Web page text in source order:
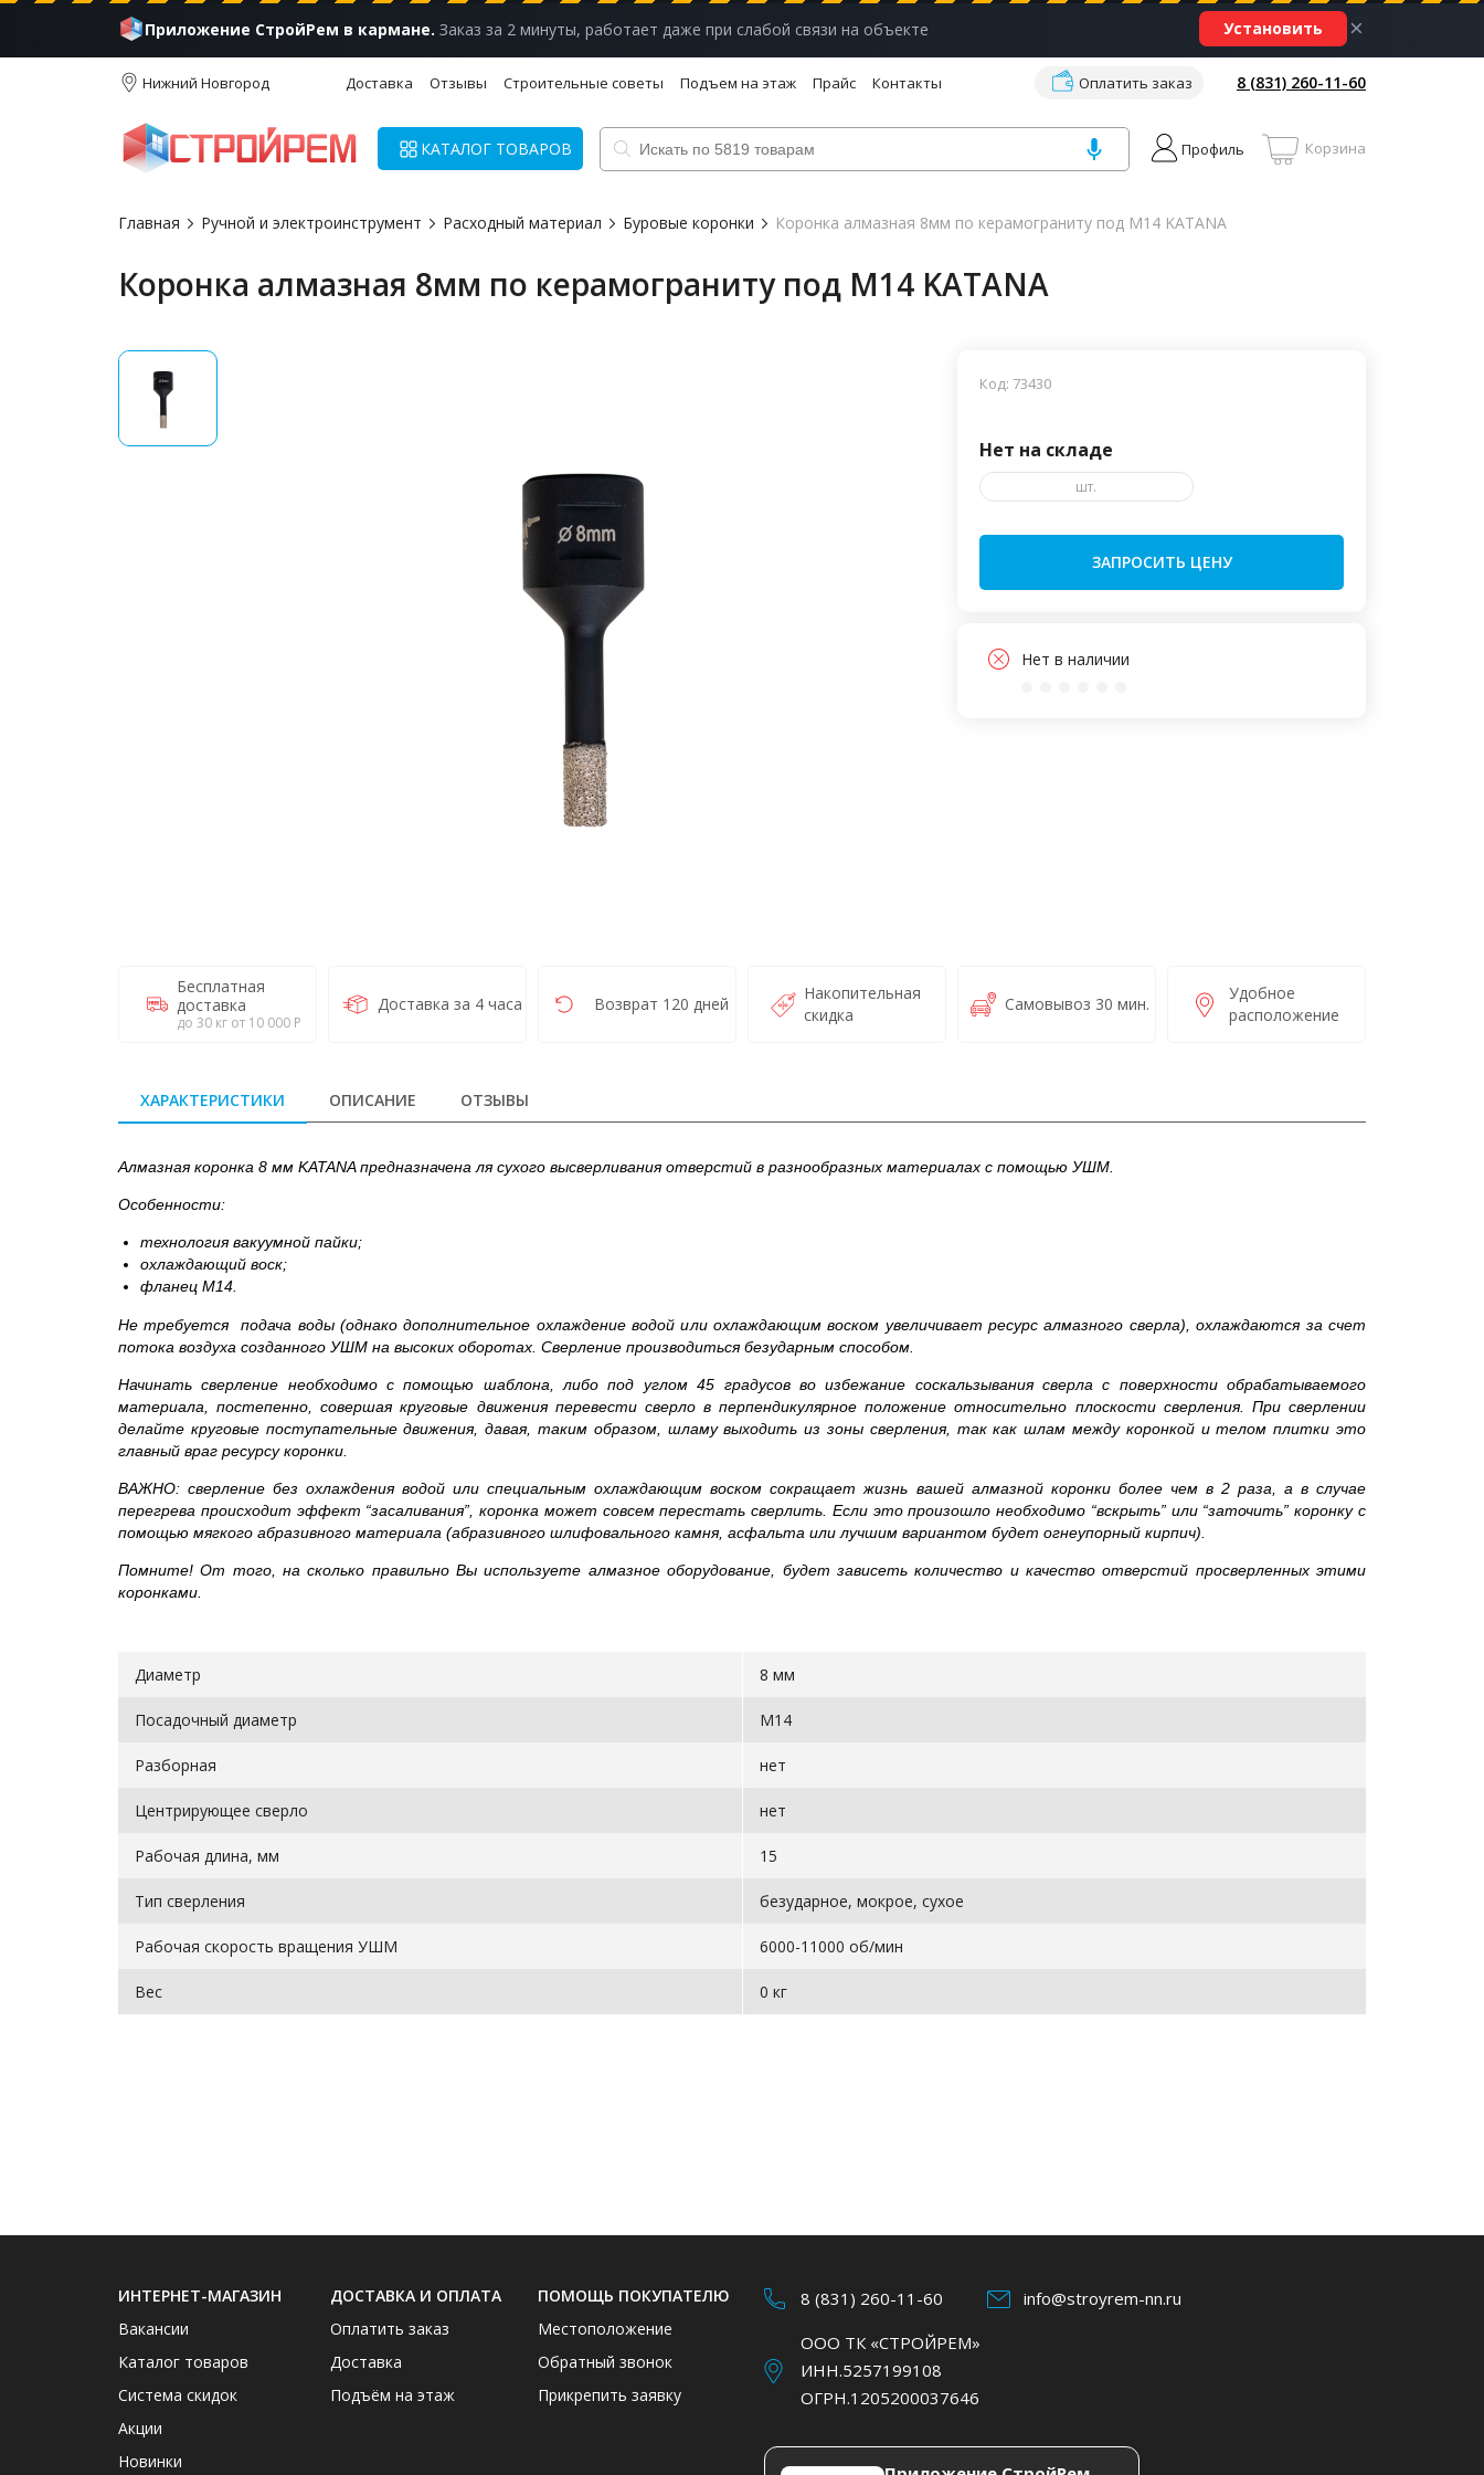
Приложение СтройРем в кармане. Заказ за 2 минуты, работает даже при слабой связи на объекте Установить ×
Нижний Новгород Доставка Отзывы Строительные советы Подъем на этаж Прайс Контакты Оплатить заказ 8 (831) 260-11-60
КАТАЛОГ ТОВАРОВ Профиль Корзина
Главная Ручной и электроинструмент Расходный материал Буровые коронки Коронка алмазная 8мм по керамограниту под М14 KATANA
Коронка алмазная 8мм по керамограниту под М14 KATANA
Код: 73430
Нет на складе
шт.
ЗАПРОСИТЬ ЦЕНУ
Нет в наличии
Бесплатная
доставка
до 30 кг от 10 000 Р
Доставка за 4 часа Возврат 120 дней
Накопительная
скидка
Самовывоз 30 мин.
Удобное
расположение
ХАРАКТЕРИСТИКИ ОПИСАНИЕ ОТЗЫВЫ
Алмазная коронка 8 мм KATANA предназначена ля сухого высверливания отверстий в разнообразных материалах с помощью УШМ.
Особенности:
технология вакуумной пайки;
охлаждающий воск;
фланец M14.
Не требуется подача воды (однако дополнительное охлаждение водой или охлаждающим воском увеличивает ресурс алмазного сверла), охлаждаются за счет
потока воздуха созданного УШМ на высоких оборотах. Сверление производиться безударным способом.
Начинать сверление необходимо с помощью шаблона, либо под углом 45 градусов во избежание соскальзывания сверла с поверхности обрабатываемого
материала, постепенно, совершая круговые движения перевести сверло в перпендикулярное положение относительно плоскости сверления. При сверлении
делайте круговые поступательные движения, давая, таким образом, шламу выходить из зоны сверления, так как шлам между коронкой и телом плитки это
главный враг ресурсу коронки.
ВАЖНО: сверление без охлаждения водой или специальным охлаждающим воском сокращает жизнь вашей алмазной коронки более чем в 2 раза, а в случае
перегрева происходит эффект “засаливания”, коронка может совсем перестать сверлить. Если это произошло необходимо “вскрыть” или “заточить” коронку с
помощью мягкого абразивного материала (абразивного шлифовального камня, асфальта или лучшим вариантом будет огнеупорный кирпич).
Помните! От того, на сколько правильно Вы используете алмазное оборудование, будет зависеть количество и качество отверстий просверленных этими
коронками.
Диаметр 8 мм
Посадочный диаметр М14
Разборная нет
Центрирующее сверло нет
Рабочая длина, мм 15
Тип сверления безударное, мокрое, сухое
Рабочая скорость вращения УШМ 6000-11000 об/мин
Вес 0 кг
ИНТЕРНЕТ-МАГАЗИН
Вакансии
Каталог товаров
Система скидок
Акции
Новинки
ДОСТАВКА И ОПЛАТА
Оплатить заказ
Доставка
Подъём на этаж
ПОМОЩЬ ПОКУПАТЕЛЮ
Местоположение
Обратный звонок
Прикрепить заявку
8 (831) 260-11-60
info@stroyrem-nn.ru
ООО ТК «СТРОЙРЕМ»
ИНН.5257199108
ОГРН.1205200037646